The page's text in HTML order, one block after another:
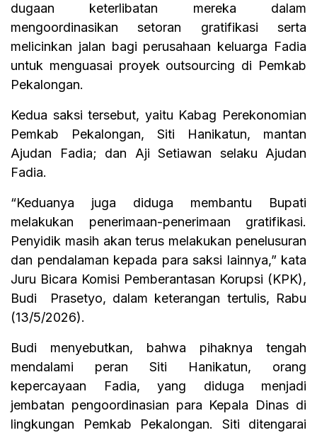
dugaan keterlibatan mereka dalam
mengoordinasikan setoran gratifikasi serta
melicinkan jalan bagi perusahaan keluarga Fadia
untuk menguasai proyek outsourcing di Pemkab
Pekalongan.
Kedua saksi tersebut, yaitu Kabag Perekonomian
Pemkab Pekalongan, Siti Hanikatun, mantan
Ajudan Fadia; dan Aji Setiawan selaku Ajudan
Fadia.
“Keduanya juga diduga membantu Bupati
melakukan penerimaan-penerimaan gratifikasi.
Penyidik masih akan terus melakukan penelusuran
dan pendalaman kepada para saksi lainnya,” kata
Juru Bicara Komisi Pemberantasan Korupsi (KPK),
Budi Prasetyo, dalam keterangan tertulis, Rabu
(13/5/2026).
Budi menyebutkan, bahwa pihaknya tengah
mendalami peran Siti Hanikatun, orang
kepercayaan Fadia, yang diduga menjadi
jembatan pengoordinasian para Kepala Dinas di
lingkungan Pemkab Pekalongan. Siti ditengarai